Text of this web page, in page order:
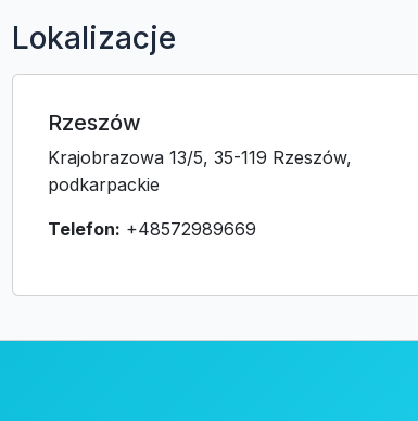
Lokalizacje
Rzeszów
Krajobrazowa 13/5, 35-119 Rzeszów,
podkarpackie
Telefon: +48572989669